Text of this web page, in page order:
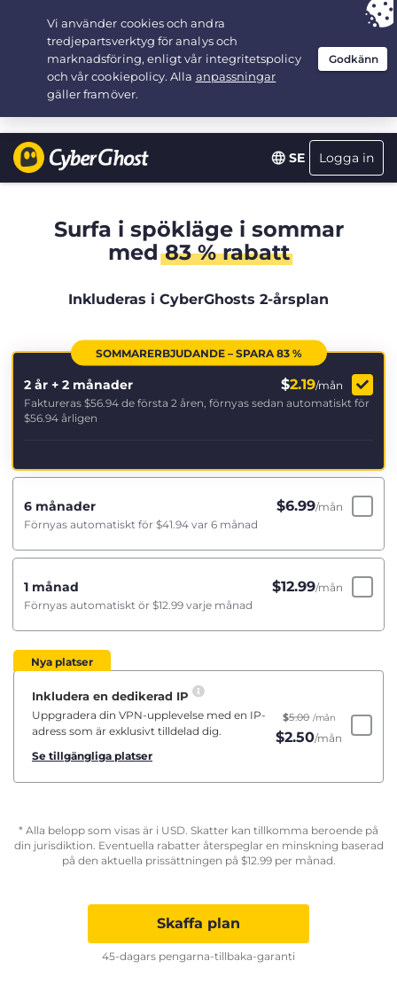
SE Logga in
Your choice:The Best Dealfor 2.1666666666667-years at $
/month
Surfa i spökläge i sommar
med83 % rabatt
Inkluderas i CyberGhosts 2-årsplan
SOMMARERBJUDANDE – SPARA 83 %
2 år + 2 månader $2.19/mån
Faktureras $56.94 de första 2 åren, förnyas sedan automatiskt för
$56.94 årligen
6 månader $6.99/mån
Förnyas automatiskt för $41.94 var 6 månad
1 månad $12.99/mån
Förnyas automatiskt ör $12.99 varje månad
Nya platser
Inkludera en dedikerad IP
Uppgradera din VPN-upplevelse med en IP-
adress som är exklusivt tilldelad dig.
Se tillgängliga platser
$5.00 /mån
$2.50/mån
* Alla belopp som visas är i USD. Skatter kan tillkomma beroende på
din jurisdiktion. Eventuella rabatter återspeglar en minskning baserad
på den aktuella prissättningen på $12.99per månad.
Skaffa plan
45-dagars pengarna-tillbaka-garanti